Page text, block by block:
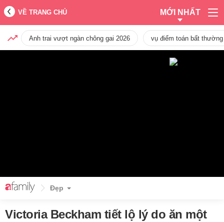
VỀ TRANG CHỦ MỚI NHẤT
Anh trai vượt ngàn chông gai 2026 vụ điểm toán bất
Đẹp
Victoria Beckham tiết lộ lý do ăn một